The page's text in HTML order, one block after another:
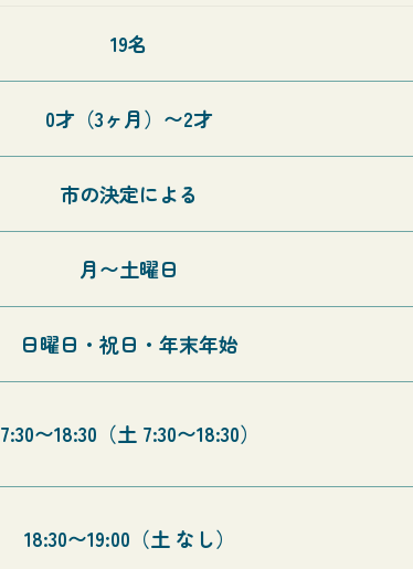
19名
0才（3ヶ月）〜2才
市の決定による
月〜土曜日
日曜日・祝日・年末年始
7:30〜18:30（土 7:30〜18:30）
18:30〜19:00（土 なし）